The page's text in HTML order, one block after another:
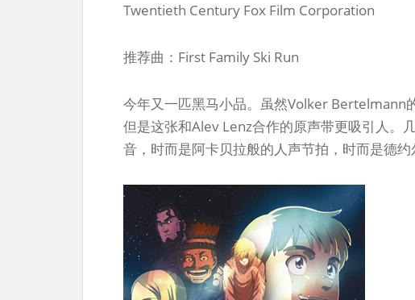
Twentieth Century Fox Film Corporation
推荐曲：First Family Ski Run
今年又一匹黑马小品。虽然Volker Bertelmann
但是这张和Alev Lenz合作的原声带更吸引人。
音，时而是阿卡贝拉般的人声节拍，时而是德约